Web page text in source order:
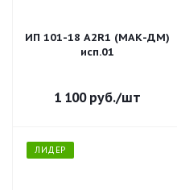
ИП 101-18 A2R1 (МАК-ДМ)
исп.01
1 100руб./шт
ЛИДЕР